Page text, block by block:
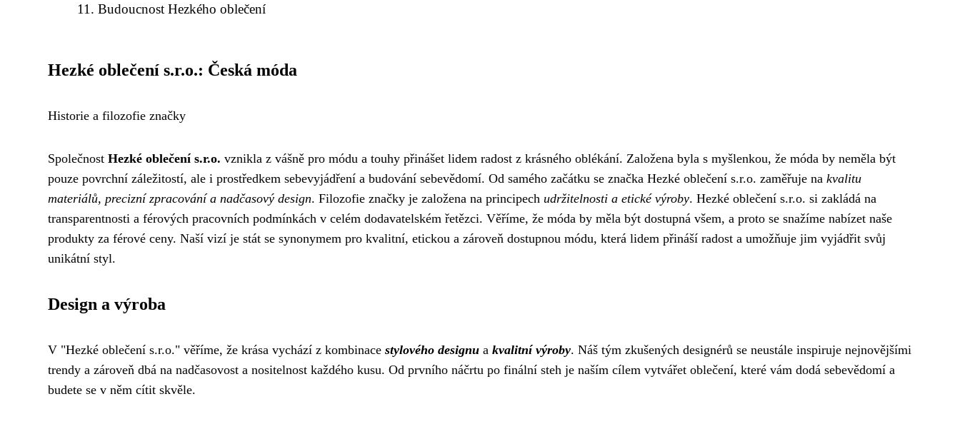
Budoucnost Hezkého oblečení
Hezké oblečení s.r.o.: Česká móda
Historie a filozofie značky
Společnost Hezké oblečení s.r.o. vznikla z vášně pro módu a touhy přinášet lidem radost z krásného oblékání. Založena byla s myšlenkou, že móda by neměla být
pouze povrchní záležitostí, ale i prostředkem sebevyjádření a budování sebevědomí. Od samého začátku se značka Hezké oblečení s.r.o. zaměřuje na kvalitu
materiálů, precizní zpracování a nadčasový design. Filozofie značky je založena na principech udržitelnosti a etické výroby. Hezké oblečení s.r.o. si zakládá na
transparentnosti a férových pracovních podmínkách v celém dodavatelském řetězci. Věříme, že móda by měla být dostupná všem, a proto se snažíme nabízet naše
produkty za férové ceny. Naší vizí je stát se synonymem pro kvalitní, etickou a zároveň dostupnou módu, která lidem přináší radost a umožňuje jim vyjádřit svůj
unikátní styl.
Design a výroba
V "Hezké oblečení s.r.o." věříme, že krása vychází z kombinace stylového designu a kvalitní výroby. Náš tým zkušených designérů se neustále inspiruje nejnovějšími
trendy a zároveň dbá na nadčasovost a nositelnost každého kusu. Od prvního náčrtu po finální steh je naším cílem vytvářet oblečení, které vám dodá sebevědomí a
budete se v něm cítit skvěle.